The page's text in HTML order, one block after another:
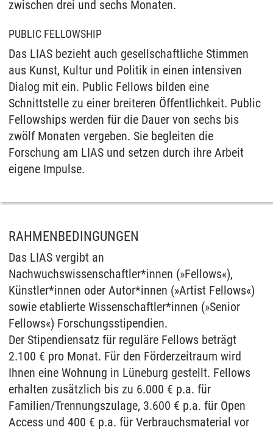
zwischen drei und sechs Monaten.
PUBLIC FELLOWSHIP
Das LIAS bezieht auch gesellschaftliche Stimmen
aus Kunst, Kultur und Politik in einen intensiven
Dialog mit ein. Public Fellows bilden eine
Schnittstelle zu einer breiteren Öffentlichkeit. Public
Fellowships werden für die Dauer von sechs bis
zwölf Monaten vergeben. Sie begleiten die
Forschung am LIAS und setzen durch ihre Arbeit
eigene Impulse.
RAHMENBEDINGUNGEN
Das LIAS vergibt an
Nachwuchswissenschaftler*innen (»Fellows«),
Künstler*innen oder Autor*innen (»Artist Fellows«)
sowie etablierte Wissenschaftler*innen (»Senior
Fellows«) Forschungsstipendien.
Der Stipendiensatz für reguläre Fellows beträgt
2.100 € pro Monat. Für den Förderzeitraum wird
Ihnen eine Wohnung in Lüneburg gestellt. Fellows
erhalten zusätzlich bis zu 6.000 € p.a. für
Familien/Trennungszulage, 3.600 € p.a. für Open
Access und 400 € p.a. für Verbrauchsmaterial vor